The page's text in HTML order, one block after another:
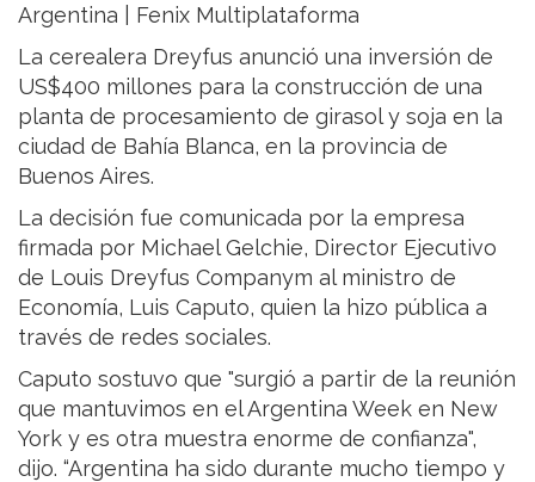
Argentina | Fenix Multiplataforma
La cerealera Dreyfus anunció una inversión de
US$400 millones para la construcción de una
planta de procesamiento de girasol y soja en la
ciudad de Bahía Blanca, en la provincia de
Buenos Aires.
La decisión fue comunicada por la empresa
firmada por Michael Gelchie, Director Ejecutivo
de Louis Dreyfus Companym al ministro de
Economía, Luis Caputo, quien la hizo pública a
través de redes sociales.
Caputo sostuvo que "surgió a partir de la reunión
que mantuvimos en el Argentina Week en New
York y es otra muestra enorme de confianza",
dijo. “Argentina ha sido durante mucho tiempo y